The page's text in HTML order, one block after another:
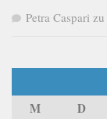
Petra Caspari zu
M D